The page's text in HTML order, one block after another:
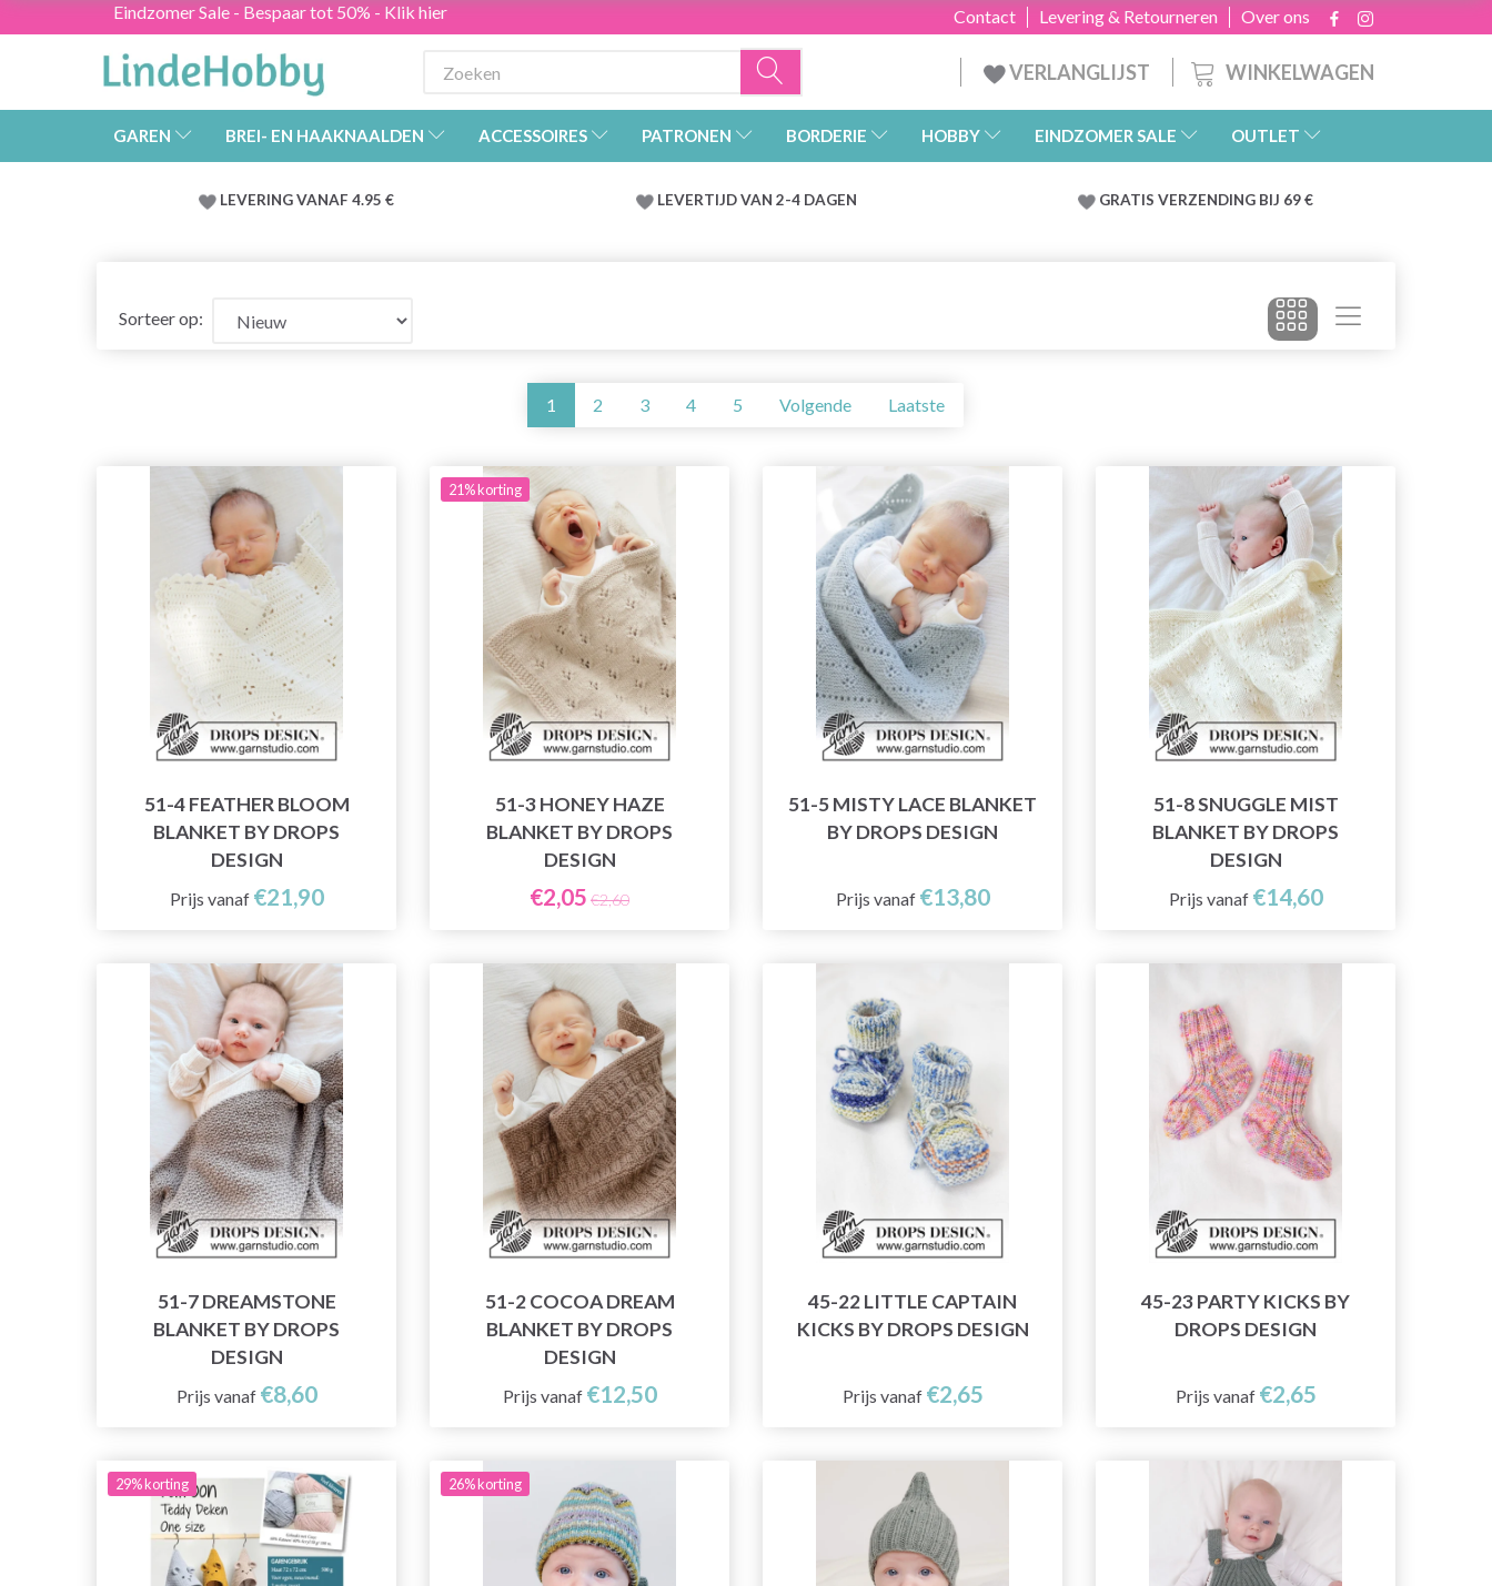
Eindzomer Sale - Bespaar tot 50% - Klik hier Over ons
Levering & Retourneren
Contact
WINKELWAGEN
VERLANGLIJST
GAREN BREI- EN HAAKNAALDEN ACCESSOIRES PATRONEN BORDERIE HOBBY EINDZOMER SALE OUTLET
LEVERING VANAF 4.95 € LEVERTIJD VAN 2-4 DAGEN GRATIS VERZENDING BIJ 69 €
Sorteer op:
1 2 3 4 5 Volgende Laatste
51-4 FEATHER BLOOM
BLANKET BY DROPS
DESIGN
Prijs vanaf €21,90
21% korting
51-3 HONEY HAZE
BLANKET BY DROPS
DESIGN
€2,05 €2,60
51-5 MISTY LACE BLANKET
BY DROPS DESIGN
Prijs vanaf €13,80
51-8 SNUGGLE MIST
BLANKET BY DROPS
DESIGN
Prijs vanaf €14,60
51-7 DREAMSTONE
BLANKET BY DROPS
DESIGN
Prijs vanaf €8,60
51-2 COCOA DREAM
BLANKET BY DROPS
DESIGN
Prijs vanaf €12,50
45-22 LITTLE CAPTAIN
KICKS BY DROPS DESIGN
Prijs vanaf €2,65
45-23 PARTY KICKS BY
DROPS DESIGN
Prijs vanaf €2,65
29% korting 26% korting